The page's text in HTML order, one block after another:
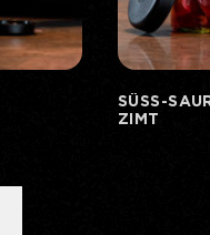
SÜSS-
ZIMT